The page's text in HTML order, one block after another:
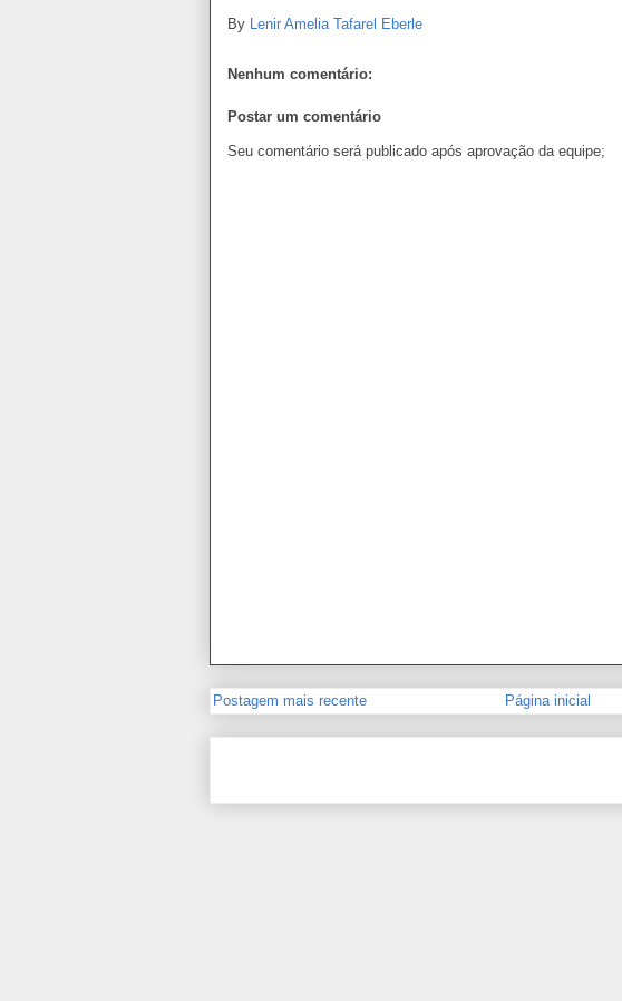
By Lenir Amelia Tafarel Eberle
Nenhum comentário:
Postar um comentário
Seu comentário será publicado após aprovação da equipe;
Postagem mais recente Página inicial